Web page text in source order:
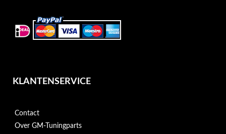
KLANTENSERVICE
Contact
Over GM-Tuningparts